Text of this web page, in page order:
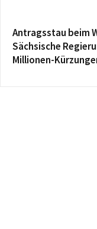
Antragsstau beim
Sächsische
Millionen-